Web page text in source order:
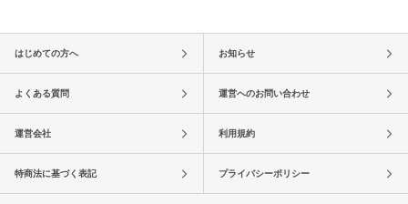
はじめての方へ お知らせ
よくある質問 運営へのお問い合わせ
運営会社 利用規約
特商法に基づく表記 プライバシーポリシー